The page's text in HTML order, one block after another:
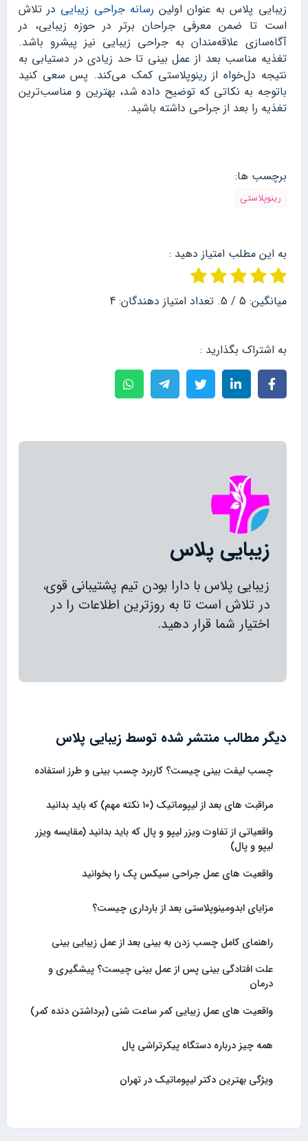
زیبایی پلاس به عنوان اولین رسانه جراحی زیبایی در تلاش
است تا ضمن معرفی جراحان برتر در حوزه زیبایی، در
آگاه‌سازی علاقه‌مندان به جراحی زیبایی نیز پیشرو باشد.
تغذیه مناسب بعد از عمل بینی تا حد زیادی در دستیابی به
نتیجه دل‌خواه از رینوپلاستی کمک می‌کند. پس سعی کنید
باتوجه به نکاتی که توضیح داده شد، بهترین و مناسب‌ترین
تغذیه را بعد از جراحی داشته باشید.
برچسب ها:
رینوپلاستی
به این مطلب امتیاز دهید :
میانگین: 5 / 5. تعداد امتیاز دهندگان: 4
به اشتراک بگذارید :
زیبایی پلاس
زیبایی پلاس با دارا بودن تیم پشتیبانی قوی،
در تلاش است تا به روزترین اطلاعات را در
اختیار شما قرار دهید.
دیگر مطالب منتشر شده توسط زیبایی پلاس
چسب لیفت بینی چیست؟ کاربرد چسب بینی و طرز استفاده
مراقبت های بعد از لیپوماتیک (۱۰ نکته مهم) که باید بدانید
واقعیاتی از تفاوت ویزر لیپو و پال که باید بدانید (مقایسه ویزر
لیپو و پال)
واقعیت های عمل جراحی سیکس پک را بخوانید
مزایای ابدومینوپلاستی بعد از بارداری چیست؟
راهنمای کامل چسب زدن به بینی بعد از عمل زیبایی بینی
علت افتادگی بینی پس از عمل بینی چیست؟ پیشگیری و
درمان
واقعیت های عمل زیبایی کمر ساعت شنی (برداشتن دنده کمر)
همه چیز درباره دستگاه پیکرتراشی پال
ویژگی بهترین دکتر لیپوماتیک در تهران